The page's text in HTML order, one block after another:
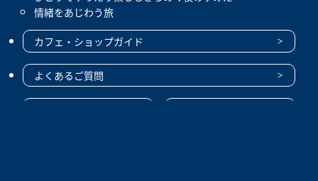
情緒をあじわう旅
カフェ・ショップガイド
よくあるご質問